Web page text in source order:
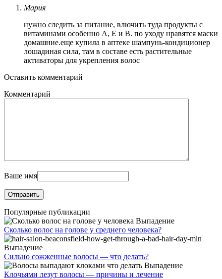
Мария
нужно следить за питание, влючить туда продукты с
витаминами особенно А, Е и В. по уходу нравятся маски
домашние.еще купила в аптеке шампунь-кондиционер
лошадиная сила, там в составе есть растительные
активаторы для укрепления волос
Оставить комментарий
Комментарий
Ваше имя
Популярные публикации
Выпадение
Сколько волос на голове у среднего человека?
Выпадение
Сильно сожженные волосы — что делать?
Выпадение
Клочьями лезут волосы — причины и лечение